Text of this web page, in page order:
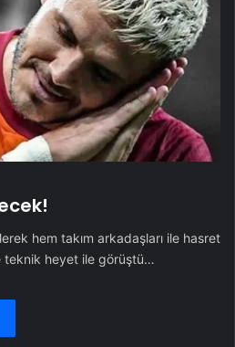
hem takım arkadaşları ile hasret
heyet ile görüştü…